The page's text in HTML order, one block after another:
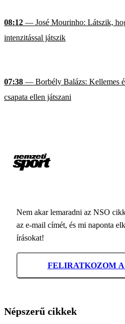
08:12 — José Mourinho: Látszik,
intenzitással játszik
07:38 — Borbély Balázs: Kellemes
csapata ellen játszani
Nem akar lemaradni az NSO
az e-mail címét, és mi naponta
írásokat!
FELIRATKOZOM
Népszerű cikkek